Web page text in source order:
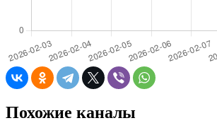
Похожие каналы